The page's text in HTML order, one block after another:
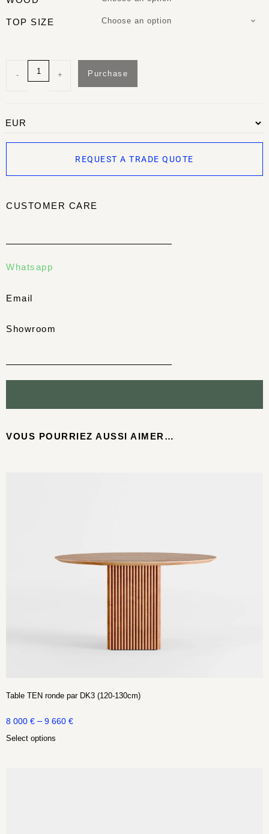
TOP SIZE Choose an option
- + Purchase
REQUEST A TRADE QUOTE
CUSTOMER CARE
Whatsapp
Email
Showroom
VOUS POURRIEZ AUSSI AIMER…
Table TEN ronde par DK3 (120-130cm)
8 000 € – 9 660 €
Select options